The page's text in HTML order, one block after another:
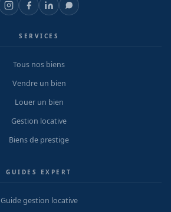
SERVICES
Tous nos biens
Vendre un bien
Louer un bien
Gestion locative
Biens de prestige
GUIDES EXPERT
Guide gestion locative